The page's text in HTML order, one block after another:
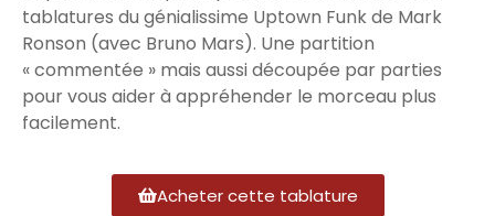
tablatures du génialissime Uptown Funk de Mark
Ronson (avec Bruno Mars). Une partition
« commentée » mais aussi découpée par parties
pour vous aider à appréhender le morceau plus
facilement.
Acheter cette tablature